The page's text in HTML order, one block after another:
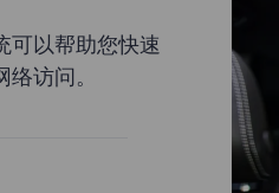
可以帮助您快速
访问。